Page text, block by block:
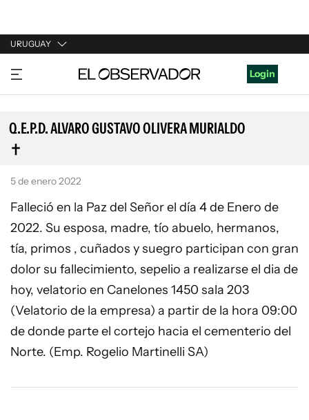
URUGUAY
URUGUAY
ARGENTINA
ESPAÑA
ESTADOS UNIDOS
Login
Q.E.P.D. ALVARO GUSTAVO OLIVERA MURIALDO
5 de enero 2022
Falleció en la Paz del Señor el día 4 de Enero de
2022. Su esposa, madre, tío abuelo, hermanos,
tía, primos , cuñados y suegro participan con gran
dolor su fallecimiento, sepelio a realizarse el dia de
hoy, velatorio en Canelones 1450 sala 203
(Velatorio de la empresa) a partir de la hora 09:00
de donde parte el cortejo hacia el cementerio del
Norte. (Emp. Rogelio Martinelli SA)